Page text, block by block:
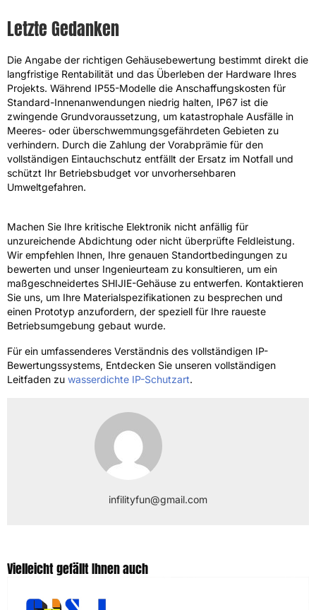
Letzte Gedanken
Die Angabe der richtigen Gehäusebewertung bestimmt direkt die
langfristige Rentabilität und das Überleben der Hardware Ihres
Projekts. Während IP55-Modelle die Anschaffungskosten für
Standard-Innenanwendungen niedrig halten, IP67 ist die
zwingende Grundvoraussetzung, um katastrophale Ausfälle in
Meeres- oder überschwemmungsgefährdeten Gebieten zu
verhindern. Durch die Zahlung der Vorabprämie für den
vollständigen Eintauchschutz entfällt der Ersatz im Notfall und
schützt Ihr Betriebsbudget vor unvorhersehbaren
Umweltgefahren.
Machen Sie Ihre kritische Elektronik nicht anfällig für
unzureichende Abdichtung oder nicht überprüfte Feldleistung.
Wir empfehlen Ihnen, Ihre genauen Standortbedingungen zu
bewerten und unser Ingenieurteam zu konsultieren, um ein
maßgeschneidertes SHIJIE-Gehäuse zu entwerfen. Kontaktieren
Sie uns, um Ihre Materialspezifikationen zu besprechen und
einen Prototyp anzufordern, der speziell für Ihre raueste
Betriebsumgebung gebaut wurde.
Für ein umfassenderes Verständnis des vollständigen IP-
Bewertungssystems, Entdecken Sie unseren vollständigen
Leitfaden zu wasserdichte IP-Schutzart.
infilityfun@gmail.com
Vielleicht gefällt Ihnen auch